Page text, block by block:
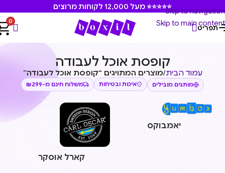
Skip to navigation
Skip to main content
⭐⭐⭐⭐⭐ מעל 12,000 לקוחות מרוצים
תפריט
0
קופסת אוכל לעבודה
עמוד הבית/מוצרים המתויגים “קופסת אוכל לעבודה”
מותגים מובילים איכות ובטיחות משלוח חינם מ-₪299
יאמבוקס
קארל אוסקר